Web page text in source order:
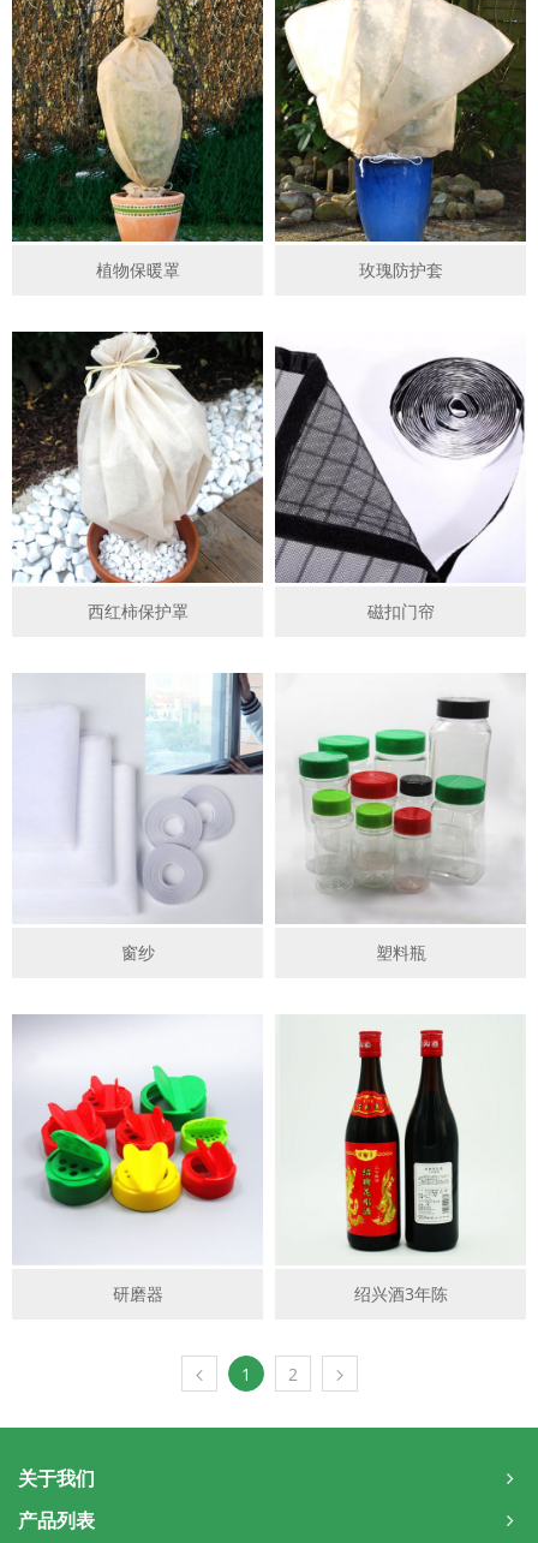
植物保暖罩 玫瑰防护套
西红柿保护罩 磁扣门帘
窗纱 塑料瓶
研磨器 绍兴酒3年陈
1 2
关于我们
产品列表